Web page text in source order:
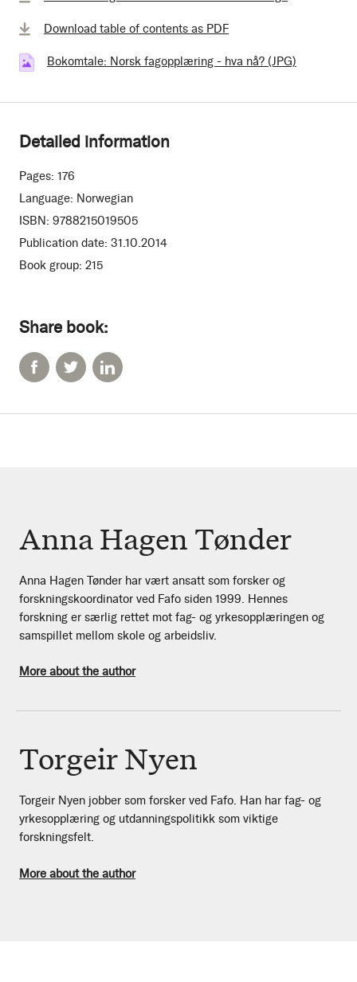
Share book:
Download table of contents as PDF
Bokomtale: Norsk fagopplæring - hva nå? (JPG)
Detailed information
Pages: 176
Language: Norwegian
ISBN: 9788215019505
Publication date: 31.10.2014
Book group: 215
Anna Hagen Tønder
Anna Hagen Tønder har vært ansatt som forsker og
forskningskoordinator ved Fafo siden 1999. Hennes
forskning er særlig rettet mot fag- og yrkesopplæringen og
samspillet mellom skole og arbeidsliv.
More about the author
Torgeir Nyen
Torgeir Nyen jobber som forsker ved Fafo. Han har fag- og
yrkesopplæring og utdanningspolitikk som viktige
forskningsfelt.
More about the author